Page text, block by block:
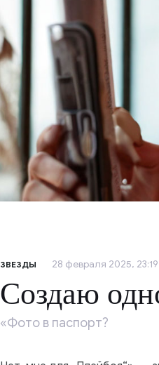
ЗВЕЗДЫ 28 февраля 2025, 23:19
Создаю
«Фото в паспорт?